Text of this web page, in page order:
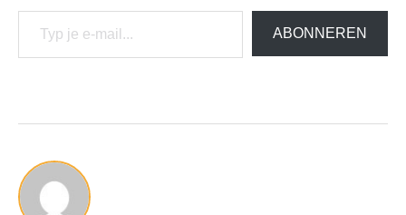
Typ je e-mail...
ABONNEREN